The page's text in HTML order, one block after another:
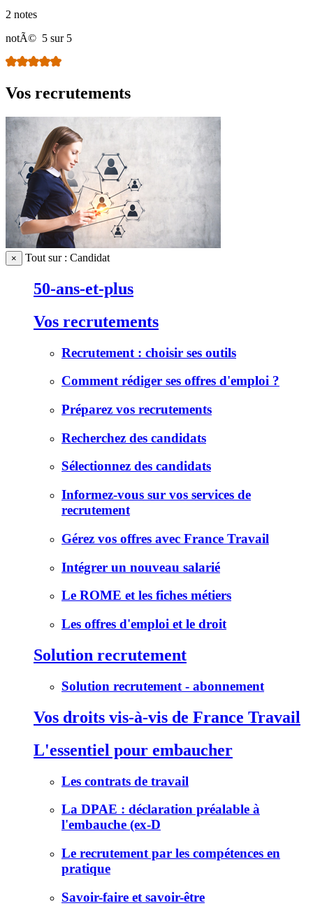
2 notes
notÃ© 5 sur 5
Vos recrutements
× Tout sur : Candidat
50-ans-et-plus
Vos recrutements
Recrutement : choisir ses outils
Comment rédiger ses offres d'emploi ?
Préparez vos recrutements
Recherchez des candidats
Sélectionnez des candidats
Informez-vous sur vos services de
recrutement
Gérez vos offres avec France Travail
Intégrer un nouveau salarié
Le ROME et les fiches métiers
Les offres d'emploi et le droit
Solution recrutement
Solution recrutement - abonnement
Vos droits vis-à-vis de France Travail
L'essentiel pour embaucher
Les contrats de travail
La DPAE : déclaration préalable à
l'embauche (ex-D
Le recrutement par les compétences en
pratique
Savoir-faire et savoir-être